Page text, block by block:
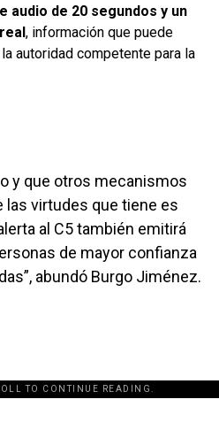
audio de 20 segundos y un
, información que puede
autoridad competente para la
y que otros mecanismos
las virtudes que tiene es
al C5 también emitirá
de mayor confianza
abundó Burgo Jiménez.
TO CONTINUE READING.
id="243463"]